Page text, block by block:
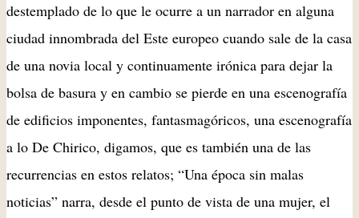
destemplado de lo que le ocurre a un narrador en alguna
ciudad innombrada del Este europeo cuando sale de la casa
de una novia local y continuamente irónica para dejar la
bolsa de basura y en cambio se pierde en una escenografía
de edificios imponentes, fantasmagóricos, una escenografía
a lo De Chirico, digamos, que es también una de las
recurrencias en estos relatos; “Una época sin malas
noticias” narra, desde el punto de vista de una mujer, el